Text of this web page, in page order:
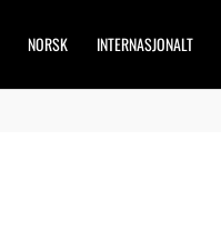
NORSK INTERNASJONALT